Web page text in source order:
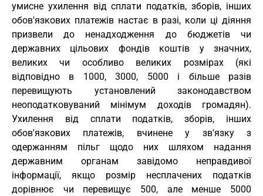
умисне ухилення від сплати податків, зборів, інших
обов'язкових платежів настає в разі, коли ці діяння
призвели до ненадходження до бюджетів чи
державних цільових фондів коштів у значних,
великих чи особливо великих розмірах (які
відповідно в 1000, 3000, 5000 і більше разів
перевищують установлений законодавством
неоподатковуваний мінімум доходів громадян).
Ухилення від сплати податків, зборів, інших
обов'язкових платежів, вчинене у зв'язку з
одержанням пільг щодо них шляхом надання
державним органам завідомо неправдивої
інформації, якщо розмір несплачених податків
дорівнює чи перевищує 500, але менше 5000